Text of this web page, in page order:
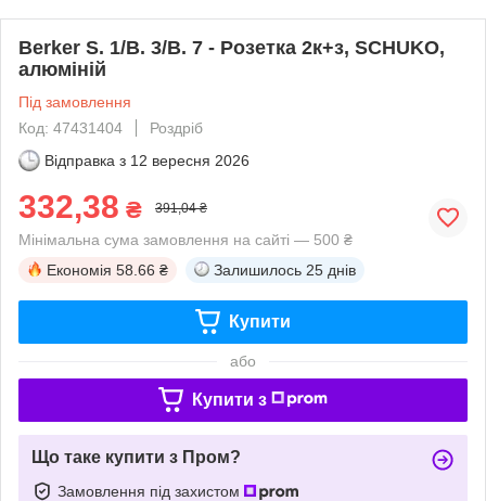
Berker S. 1/B. 3/B. 7 - Розетка 2к+з, SCHUKO,
алюміній
Під замовлення
Код: 47431404
Роздріб
Відправка з 12 вересня 2026
332,38 ₴ 391,04 ₴
Мінімальна сума замовлення на сайті — 500 ₴
Економія 58.66 ₴ Залишилось 25 днів
Купити
або
Купити з
Що таке купити з Пром?
Замовлення під захистом